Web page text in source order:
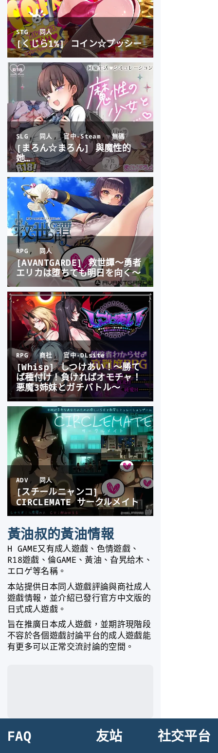
黃油叔的黃油情報
H GAME又有成人遊戲、色情遊戲、
R18遊戲、倫GAME、黃油、旮旯给木、
エロゲ等名稱。
本站提供日本同人遊戲評論與商社成人
遊戲情報，並介紹已發行官方中文版的
日式成人遊戲。
旨在推廣日本成人遊戲，並期許現階段
不容於各個遊戲討論平台的成人遊戲能
有更多可以正常交流討論的空間。
FAQ 友站 社交平台